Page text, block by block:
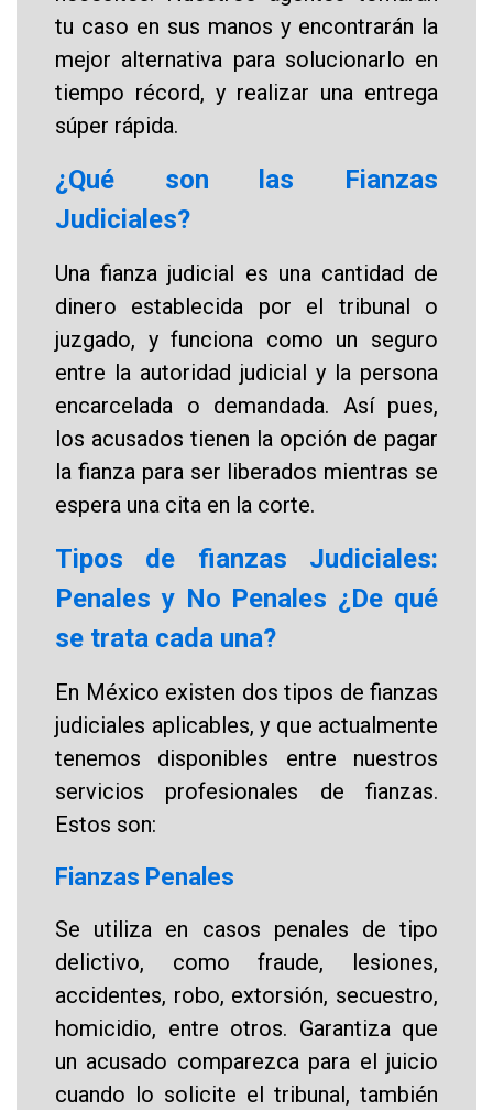
tu caso en sus manos y encontrarán la
mejor alternativa para solucionarlo en
tiempo récord, y realizar una entrega
súper rápida.
¿Qué son las Fianzas
Judiciales?
Una fianza judicial es una cantidad de
dinero establecida por el tribunal o
juzgado, y funciona como un seguro
entre la autoridad judicial y la persona
encarcelada o demandada. Así pues,
los acusados tienen la opción de pagar
la fianza para ser liberados mientras se
espera una cita en la corte.
Tipos de fianzas Judiciales:
Penales y No Penales ¿De qué
se trata cada una?
En México existen dos tipos de fianzas
judiciales aplicables, y que actualmente
tenemos disponibles entre nuestros
servicios profesionales de fianzas.
Estos son:
Fianzas Penales
Se utiliza en casos penales de tipo
delictivo, como fraude, lesiones,
accidentes, robo, extorsión, secuestro,
homicidio, entre otros. Garantiza que
un acusado comparezca para el juicio
cuando lo solicite el tribunal, también